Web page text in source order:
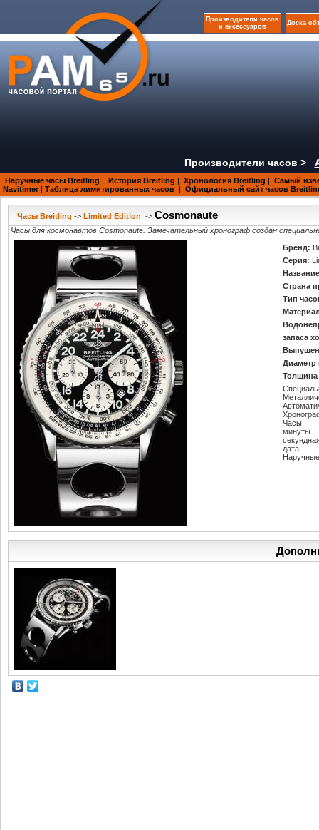
Производители часов
и аксессуаров
Доска
Производители часов >
Наручные часы Breitling | История Breitling | Хронология Breitling | Самый
Navitimer | Таблица лимитированных часов | Официальный сайт часов
Часы Breitling -> Limited Edition ->Cosmonaute
Часы для космонавтов Cosmonaute. Замечательный хронограф создан
Бренд:
Серия:
Страна
Тип
запаса
Диаметр
Часы
минуты
дата